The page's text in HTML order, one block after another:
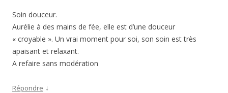
Soin douceur.
Aurélie à des mains de fée, elle est d’une douceur
« croyable ». Un vrai moment pour soi, son soin est très
apaisant et relaxant.
A refaire sans modération
Répondre ↓